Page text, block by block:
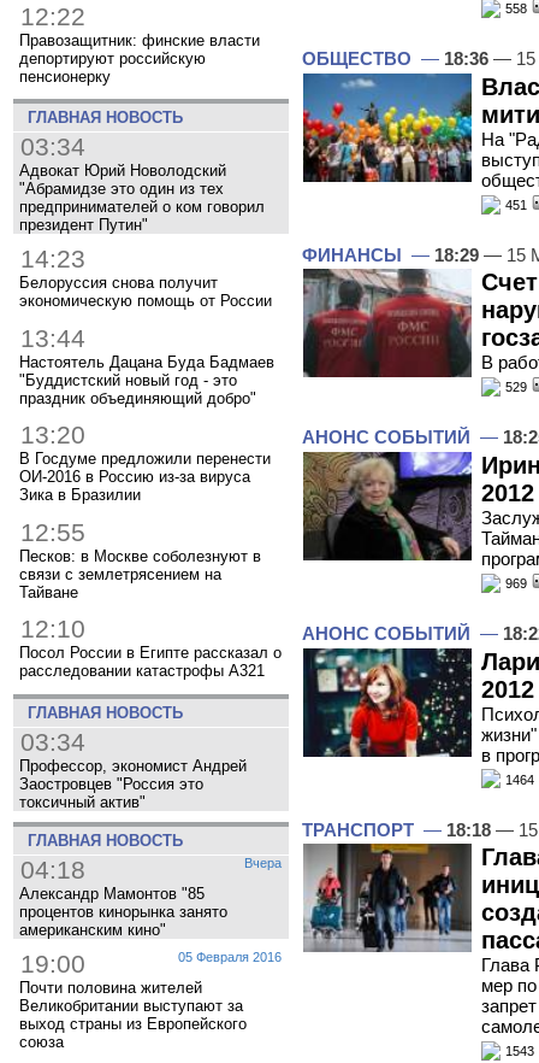
12:22
Правозащитник: финские власти
депортируют российскую
пенсионерку
ГЛАВНАЯ НОВОСТЬ
03:34
Адвокат Юрий Новолодский
"Абрамидзе это один из тех
предпринимателей о ком говорил
президент Путин"
14:23
Белоруссия снова получит
экономическую помощь от России
13:44
Настоятель Дацана Буда Бадмаев
"Буддистский новый год - это
праздник объединяющий добро"
13:20
В Госдуме предложили перенести
ОИ-2016 в Россию из-за вируса
Зика в Бразилии
12:55
Песков: в Москве соболезнуют в
связи с землетрясением на
Тайване
12:10
Посол России в Египте рассказал о
расследовании катастрофы A321
ГЛАВНАЯ НОВОСТЬ
03:34
Профессор, экономист Андрей
Заостровцев "Россия это
токсичный актив"
ГЛАВНАЯ НОВОСТЬ
Вчера
04:18
Александр Мамонтов "85
процентов кинорынка занято
американским кино"
05 Февраля 2016
19:00
Почти половина жителей
Великобритании выступают за
выход страны из Европейского
союза
558
ОБЩЕСТВО — 18:36 — 15
На
451
ФИНАНСЫ — 18:29 — 15
В
529
АНОНС СОБЫТИЙ —
969
АНОНС СОБЫТИЙ —
в
1464
ТРАНСПОРТ — 18:18 —
Глава
мер
1543